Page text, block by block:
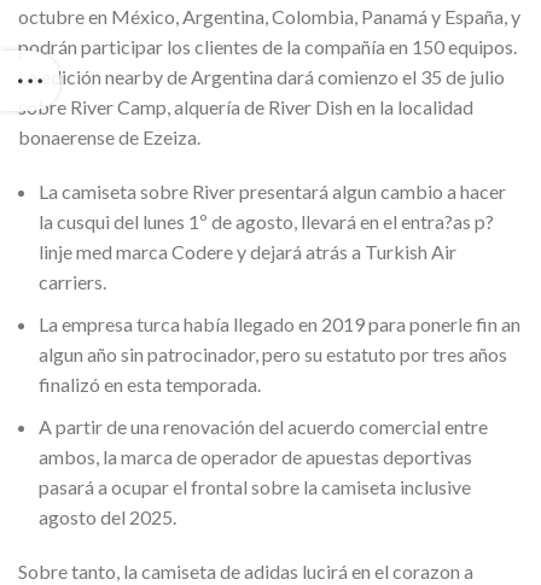
octubre en México, Argentina, Colombia, Panamá y España, y
podrán participar los clientes de la compañía en 150 equipos.
La edición nearby de Argentina dará comienzo el 35 de julio
sobre River Camp, alquería de River Dish en la localidad
bonaerense de Ezeiza.
La camiseta sobre River presentará algun cambio a hacer
la cusqui del lunes 1º de agosto, llevará en el entra?as p?
linje med marca Codere y dejará atrás a Turkish Air
carriers.
La empresa turca había llegado en 2019 para ponerle fin an
algun año sin patrocinador, pero su estatuto por tres años
finalizó en esta temporada.
A partir de una renovación del acuerdo comercial entre
ambos, la marca de operador de apuestas deportivas
pasará a ocupar el frontal sobre la camiseta inclusive
agosto del 2025.
Sobre tanto, la camiseta de adidas lucirá en el corazon a